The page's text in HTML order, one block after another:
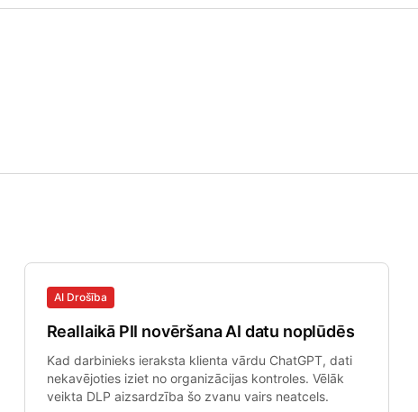
AI Drošība
Reallaikā PII novēršana AI datu noplūdēs
Kad darbinieks ieraksta klienta vārdu ChatGPT, dati
nekavējoties iziet no organizācijas kontroles. Vēlāk
veikta DLP aizsardzība šo zvanu vairs neatcels.